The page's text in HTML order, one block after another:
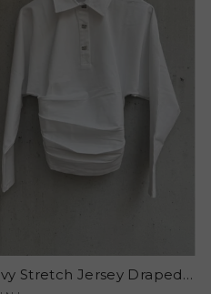
Heavy Stretch Jersey Draped Polo A1170009 - Bright White - GANNI